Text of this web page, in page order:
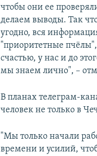
чтобы они ее
делаем выводы. Так
угодно, вся
"приоритетные
счастью, у нас и до
мы знаем лично", –
В планах телеграм-
человек не только в
"Мы только начали
времени и усилий,